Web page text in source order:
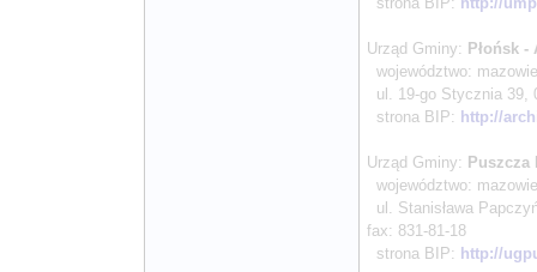
Urząd Gminy: Płońsk -
województwo:
ul. 19-go Stycznia 39,
strona BIP: http://
Urząd Gminy: Puszcza
województwo:
ul. Stanisława
fax: 831-81-18
strona BIP: http://